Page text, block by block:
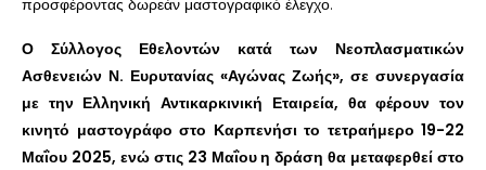
προσφέροντας δωρεάν μαστογραφικό έλεγχο.
Ο Σύλλογος Εθελοντών κατά των Νεοπλασματικών
Ασθενειών Ν. Ευρυτανίας «Αγώνας Ζωής», σε συνεργασία
με την Ελληνική Αντικαρκινική Εταιρεία, θα φέρουν τον
κινητό μαστογράφο στο Καρπενήσι το τετραήμερο 19-22
Μαΐου 2025, ενώ στις 23 Μαΐου η δράση θα μεταφερθεί στο